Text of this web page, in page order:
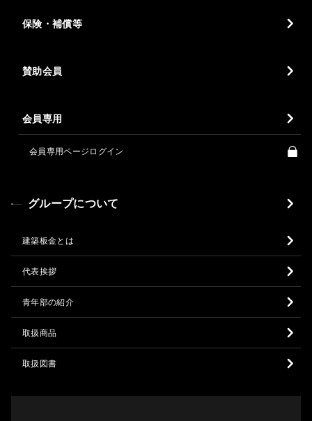
保険・補償等
賛助会員
会員専用
会員専用ページログイン
グループについて
建築板金とは
代表挨拶
青年部の紹介
取扱商品
取扱図書